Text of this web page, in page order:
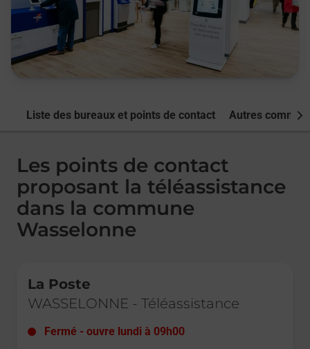
Liste des bureaux et points de contact Autres
Les points de contact
proposant la téléassistance
dans la commune
Wasselonne
La Poste
WASSELONNE - Téléassistance
Fermé - ouvre lundi à 09h00